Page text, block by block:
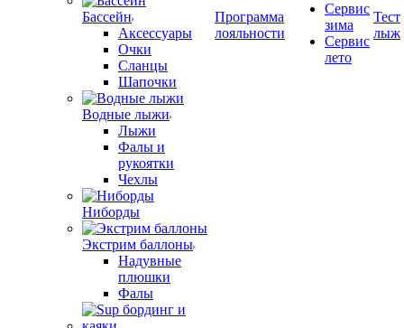
Бассейн
Аксессуары
Очки
Сланцы
Шапочки
Водные лыжи
Лыжи
Фалы и
рукоятки
Чехлы
Ниборды
Экстрим баллоны
Надувные
плюшки
Фалы
Программа
лояльности
Сервис
зима
Сервис
лето
Тест
лыж